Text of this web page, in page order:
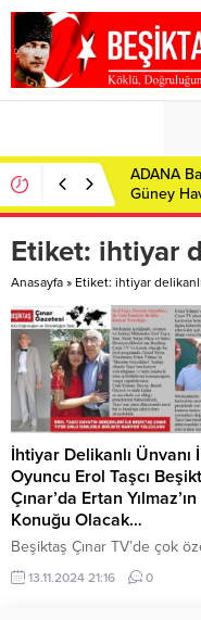
ADANA
Güney
Etiket: ihtiyar
Anasayfa » Etiket: ihtiyar delikanlı
İhtiyar Delikanlı Ünvanı
Oyuncu Erol Taşcı
Çınar’da Ertan Yılmaz’ın
Konuğu Olacak…
Beşiktaş Çınar TV’de çok
programda oyuncu ve jouloji
mühendisi Erol Taşcı, şair ve
13.11.2024 21:16 0